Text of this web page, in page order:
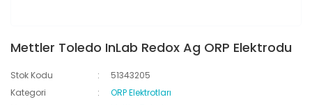
Mettler Toledo InLab Redox Ag ORP Elektrodu
Stok Kodu
51343205
Kategori
ORP Elektrotları